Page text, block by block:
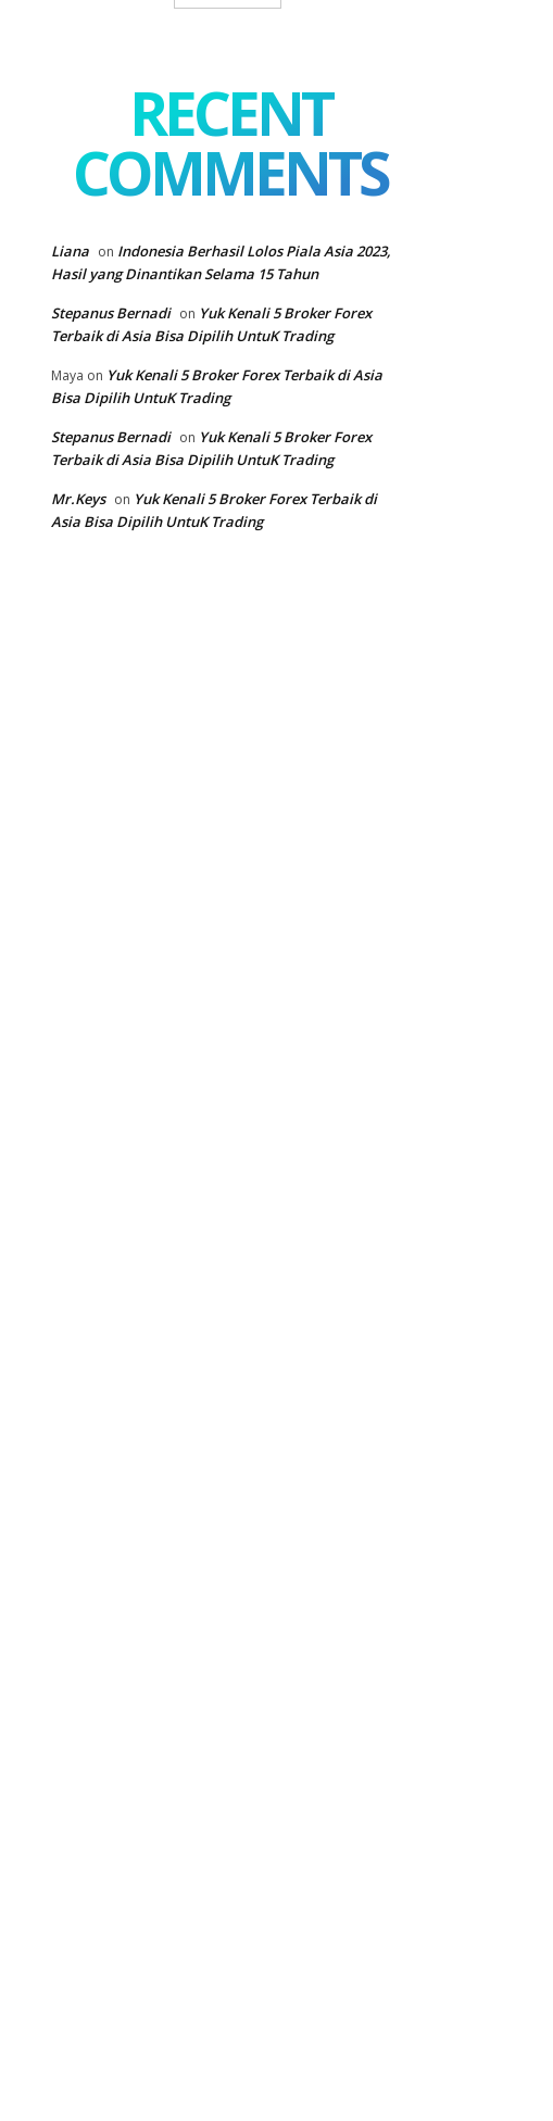
RECENT
COMMENTS
Liana on Indonesia Berhasil Lolos Piala Asia 2023,
Hasil yang Dinantikan Selama 15 Tahun
Stepanus Bernadi on Yuk Kenali 5 Broker Forex
Terbaik di Asia Bisa Dipilih UntuK Trading
Maya on Yuk Kenali 5 Broker Forex Terbaik di Asia
Bisa Dipilih UntuK Trading
Stepanus Bernadi on Yuk Kenali 5 Broker Forex
Terbaik di Asia Bisa Dipilih UntuK Trading
Mr.Keys on Yuk Kenali 5 Broker Forex Terbaik di
Asia Bisa Dipilih UntuK Trading